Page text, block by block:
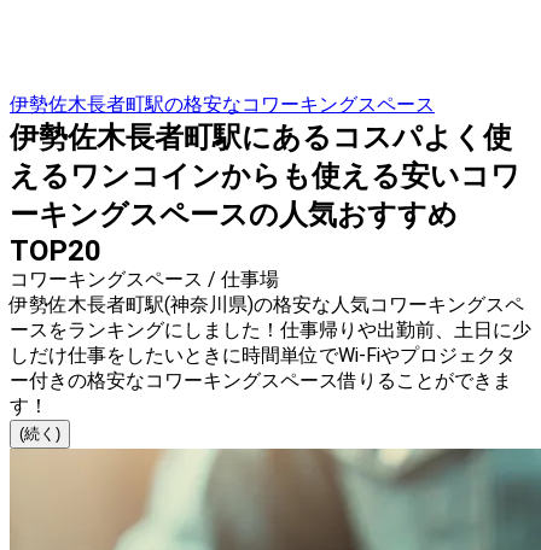
伊勢佐木長者町駅の格安なコワーキングスペース
伊勢佐木長者町駅にあるコスパよく使
えるワンコインからも使える安いコワ
ーキングスペースの人気おすすめ
TOP20
コワーキングスペース / 仕事場
伊勢佐木長者町駅(神奈川県)の格安な人気コワーキングスペ
ースをランキングにしました！仕事帰りや出勤前、土日に少
しだけ仕事をしたいときに時間単位でWi-Fiやプロジェクタ
ー付きの格安なコワーキングスペース借りることができま
す！
(続く)